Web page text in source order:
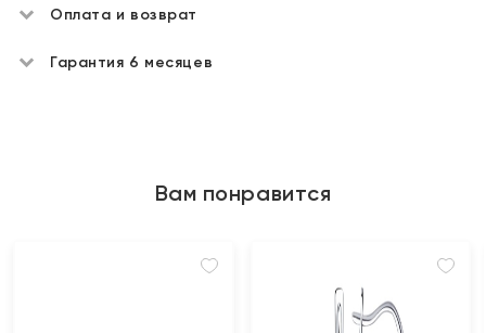
Оплата и возврат
Гарантия 6 месяцев
Вам понравится